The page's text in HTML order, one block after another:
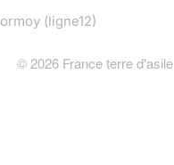
(ligne12)
© 2026France terre d'asile